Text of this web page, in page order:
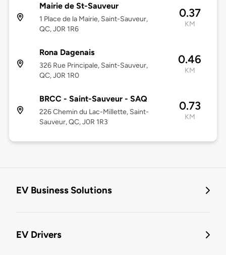
Mairie de St-Sauveur
1 Place de la Mairie, Saint-Sauveur,
QC, J0R 1R6
0.37
KM
Rona Dagenais
326 Rue Principale, Saint-Sauveur,
QC, J0R 1R0
0.46
KM
BRCC - Saint-Sauveur - SAQ
226 Chemin du Lac-Millette, Saint-
Sauveur, QC, J0R 1R3
0.73
KM
EV Business Solutions
EV Drivers